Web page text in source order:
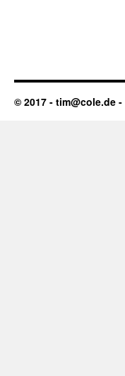
© 2017 - tim@cole.de -